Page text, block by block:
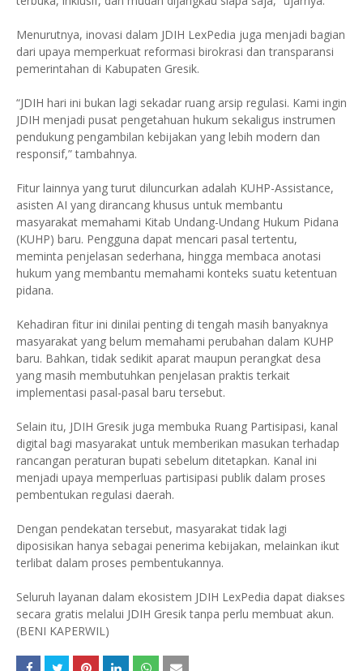
Menurutnya, inovasi dalam JDIH LexPedia juga menjadi bagian
dari upaya memperkuat reformasi birokrasi dan transparansi
pemerintahan di Kabupaten Gresik.
“JDIH hari ini bukan lagi sekadar ruang arsip regulasi. Kami ingin
JDIH menjadi pusat pengetahuan hukum sekaligus instrumen
pendukung pengambilan kebijakan yang lebih modern dan
responsif,” tambahnya.
Fitur lainnya yang turut diluncurkan adalah KUHP-Assistance,
asisten AI yang dirancang khusus untuk membantu
masyarakat memahami Kitab Undang-Undang Hukum Pidana
(KUHP) baru. Pengguna dapat mencari pasal tertentu,
meminta penjelasan sederhana, hingga membaca anotasi
hukum yang membantu memahami konteks suatu ketentuan
pidana.
Kehadiran fitur ini dinilai penting di tengah masih banyaknya
masyarakat yang belum memahami perubahan dalam KUHP
baru. Bahkan, tidak sedikit aparat maupun perangkat desa
yang masih membutuhkan penjelasan praktis terkait
implementasi pasal-pasal baru tersebut.
Selain itu, JDIH Gresik juga membuka Ruang Partisipasi, kanal
digital bagi masyarakat untuk memberikan masukan terhadap
rancangan peraturan bupati sebelum ditetapkan. Kanal ini
menjadi upaya memperluas partisipasi publik dalam proses
pembentukan regulasi daerah.
Dengan pendekatan tersebut, masyarakat tidak lagi
diposisikan hanya sebagai penerima kebijakan, melainkan ikut
terlibat dalam proses pembentukannya.
Seluruh layanan dalam ekosistem JDIH LexPedia dapat diakses
secara gratis melalui JDIH Gresik tanpa perlu membuat akun.
(BENI KAPERWIL)